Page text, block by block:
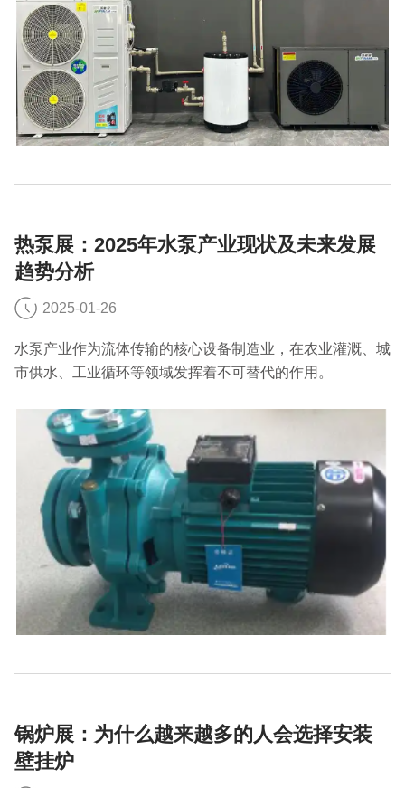
热泵展：2025年水泵产业现状及未来发展
趋势分析
2025-01-26
水泵产业作为流体传输的核心设备制造业，在农业灌溉、城
市供水、工业循环等领域发挥着不可替代的作用。
锅炉展：为什么越来越多的人会选择安装
壁挂炉